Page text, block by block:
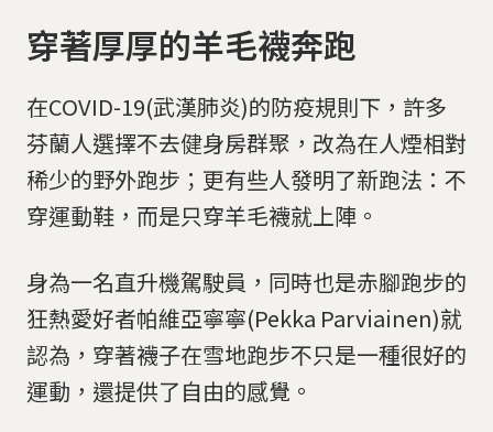
穿著厚厚的羊毛襪奔跑
在COVID-19(武漢肺炎)的防疫規則下，許多
芬蘭人選擇不去健身房群聚，改為在人煙相對
稀少的野外跑步；更有些人發明了新跑法：不
穿運動鞋，而是只穿羊毛襪就上陣。
身為一名直升機駕駛員，同時也是赤腳跑步的
狂熱愛好者帕維亞寧寧(Pekka Parviainen)就
認為，穿著襪子在雪地跑步不只是一種很好的
運動，還提供了自由的感覺。